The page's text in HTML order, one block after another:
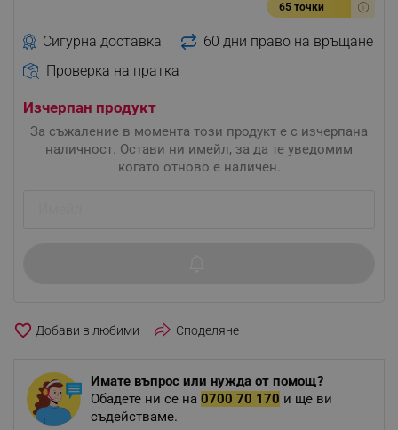
65 точки
Сигурна доставка
60 дни право на връщане
Проверка на пратка
Изчерпан продукт
За съжаление в момента този продукт е с изчерпана
наличност. Остави ни имейл, за да те уведомим
когато отново е наличен.
favorite_border Споделяне
Имате въпрос или нужда от помощ?
Обадете ни се на 0700 70 170 и ще ви
съдействаме.